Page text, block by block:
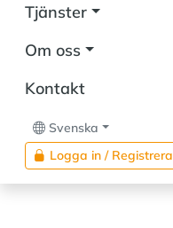
Tjänster
Om oss
Kontakt
Svenska
Logga in / Registrera